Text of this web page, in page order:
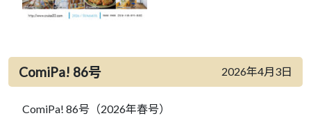
ComiPa! 86号 2026年4月3日
ComiPa! 86号（2026年春号）